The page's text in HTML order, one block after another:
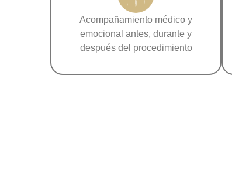
Acompañamiento médico y
emocional antes, durante y
después del procedimiento